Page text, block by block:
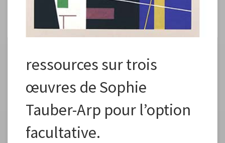
ressources sur trois
œuvres de Sophie
Tauber-Arp pour l’option
facultative.